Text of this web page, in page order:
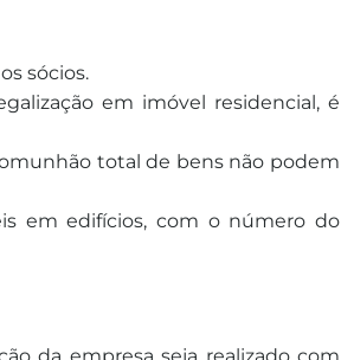
sócios.
em imóvel residencial, é
total de bens não podem
em edifícios, com o número do